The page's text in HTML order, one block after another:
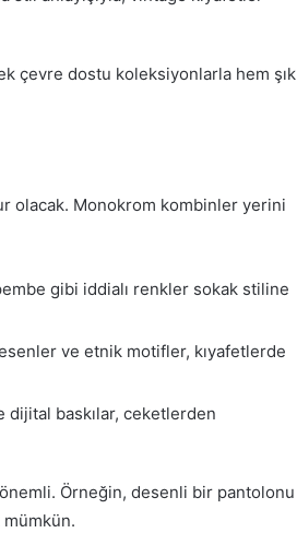
çevre dostu koleksiyonlarla hem şık
olacak. Monokrom kombinler yerini
gibi iddialı renkler sokak stiline
ve etnik motifler, kıyafetlerde
baskılar, ceketlerden
Örneğin, desenli bir pantolonu